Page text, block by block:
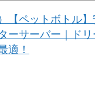
【ペットボトル
ーサーバー｜ド
適！